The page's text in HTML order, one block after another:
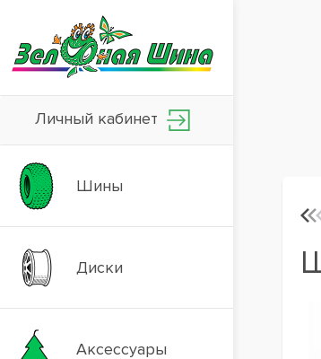
Личный кабинет
Шины
Диски
Аксессуары